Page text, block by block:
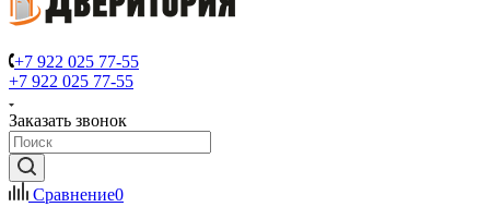
+7 922 025 77-55
+7 922 025 77-55
Заказать звонок
Сравнение0